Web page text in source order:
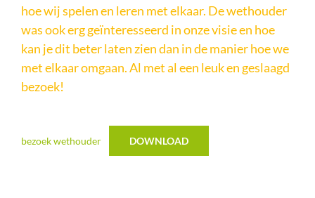
hoe wij spelen en leren met elkaar. De wethouder
was ook erg geïnteresseerd in onze visie en hoe
kan je dit beter laten zien dan in de manier hoe we
met elkaar omgaan. Al met al een leuk en geslaagd
bezoek!
bezoek wethouder DOWNLOAD